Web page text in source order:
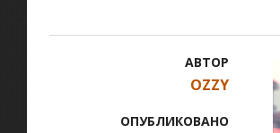
АВТОР
OZZY
ОПУБЛИКОВАНО